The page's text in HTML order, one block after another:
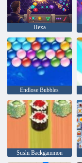
Hexa
Endlose Bubbles
Sushi Backgammon